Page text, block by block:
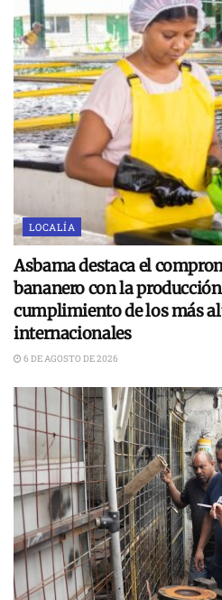
LOCALÍA
Asbama destaca el
bananero con la
cumplimiento de los más
internacionales
6 DE AGOSTO DE 2026